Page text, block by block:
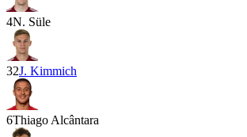
4N. Süle
32J. Kimmich
6Thiago Alcântara